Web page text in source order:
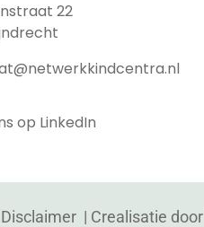
22
op LinkedIn
Disclaimer | Crealisatie door